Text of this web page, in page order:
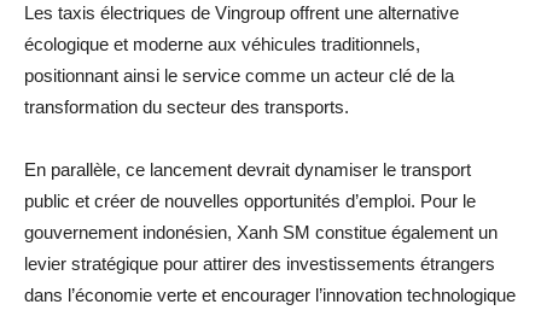
Les taxis électriques de Vingroup offrent une alternative
écologique et moderne aux véhicules traditionnels,
positionnant ainsi le service comme un acteur clé de la
transformation du secteur des transports.
En parallèle, ce lancement devrait dynamiser le transport
public et créer de nouvelles opportunités d’emploi. Pour le
gouvernement indonésien, Xanh SM constitue également un
levier stratégique pour attirer des investissements étrangers
dans l’économie verte et encourager l’innovation technologique